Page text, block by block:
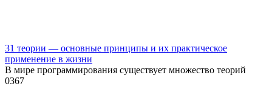
31 теории — основные принципы и их практическое
применение в жизни
В мире программирования существует множество теорий
0367